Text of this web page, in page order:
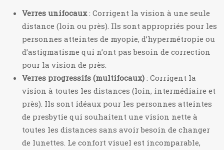
Verres unifocaux: Corrigent la vision à une seule
distance (loin ou près). Ils sont appropriés pour les
personnes atteintes de myopie, d’hypermétropie ou
d’astigmatisme qui n’ont pas besoin de correction
pour la vision de près.
Verres progressifs (multifocaux) : Corrigent la
vision à toutes les distances (loin, intermédiaire et
près). Ils sont idéaux pour les personnes atteintes
de presbytie qui souhaitent une vision nette à
toutes les distances sans avoir besoin de changer
de lunettes. Le confort visuel est incomparable,